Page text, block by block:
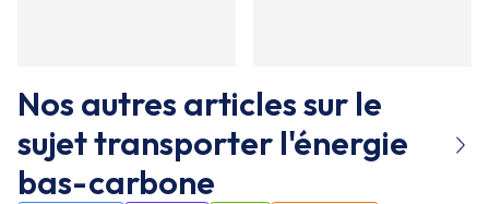
Nos autres articles sur le
sujettransporter l'énergie
bas-carbone